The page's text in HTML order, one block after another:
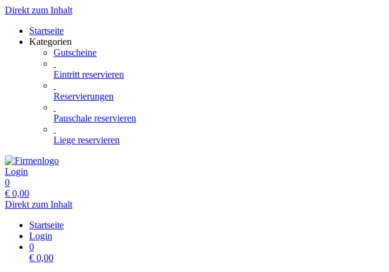
Direkt zum Inhalt
Startseite
Kategorien
Gutscheine
Eintritt reservieren
Reservierungen
Pauschale reservieren
Liege reservieren
Login
0
€ 0,00
Direkt zum Inhalt
Startseite
Login
0
€ 0,00